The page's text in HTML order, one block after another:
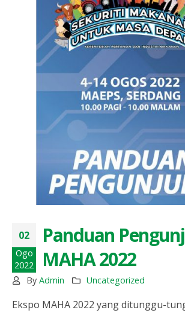
02
Ogo
2022
Panduan
MAHA 2022
By Admin Uncategorized
Ekspo MAHA 2022 yang ditunggu-